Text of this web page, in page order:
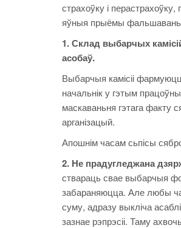
страхоўку і
яўныя прыёмы
1. Склад выбарчых
асобаў.
Выбарчыя камісіі
начальнік у гэтым
маскаваньня гэтага факту
арганізацый.
Апошнім часам сьпісы
2. Не прадугледжана
ствараць свае выбарчыя
забараняюцца. Але любы
суму, адразу выкліча
зазнае рэпрэсіі. Таму